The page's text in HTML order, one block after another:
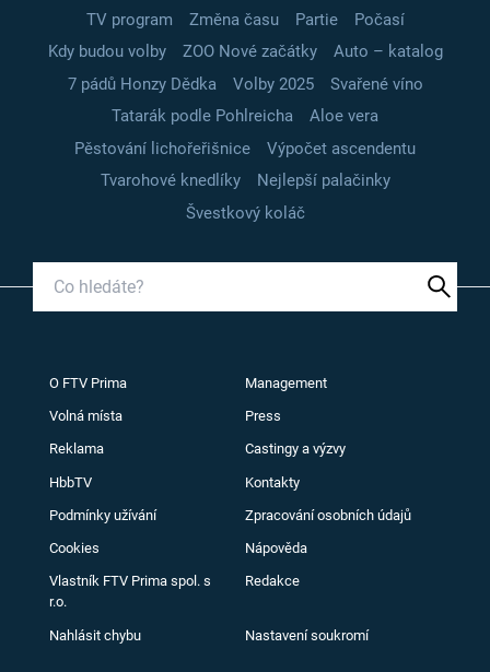
TV program
Změna času Partie
Počasí
Kdy budou volby
ZOO Nové začátky
Auto – katalog
7 pádů Honzy Dědka
Volby 2025
Svařené víno
Tatarák podle Pohlreicha
Aloe vera
Pěstování lichořeřišnice
Výpočet ascendentu
Tvarohové knedlíky
Nejlepší palačinky
Švestkový koláč
O FTV Prima Management
Volná místa Press
Reklama Castingy a výzvy
HbbTV Kontakty
Podmínky užívání Zpracování osobních údajů
Cookies Nápověda
Vlastník FTV Prima spol. s
r.o.
Redakce
Nahlásit chybu Nastavení soukromí